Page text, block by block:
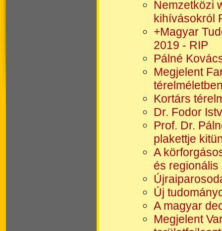
Nemzetközi
kihívásokról
+Magyar
2019 - RIP
Pálné
Megjelent
Kortárs
Dr. Fodor
Prof. Dr.
plakettje
A
és
Új
A magyar
Megjelent